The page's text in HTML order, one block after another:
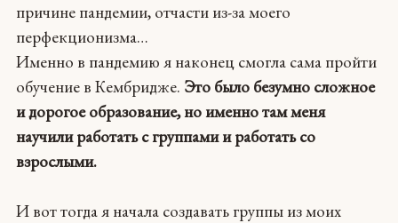
причине пандемии, отчасти из-за моего
перфекционизма…
Именно в пандемию я наконец смогла сама пройти
обучение в Кембридже. Это было безумно сложное
и дорогое образование, но именно там меня
научили работать с группами и работать со
взрослыми.
И вот тогда я начала создавать группы из моих